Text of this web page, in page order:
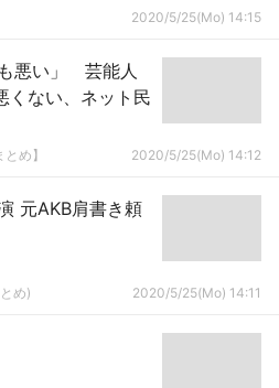
2020/5/25(Mo) 14:15
悪い」 芸能人
くない、ネット民
め】 2020/5/25(Mo) 14:12
元AKB肩書き頼
め) 2020/5/25(Mo) 14:11